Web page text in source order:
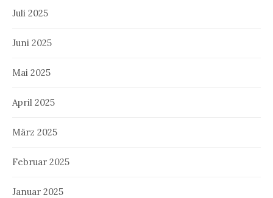
Juli 2025
Juni 2025
Mai 2025
April 2025
März 2025
Februar 2025
Januar 2025